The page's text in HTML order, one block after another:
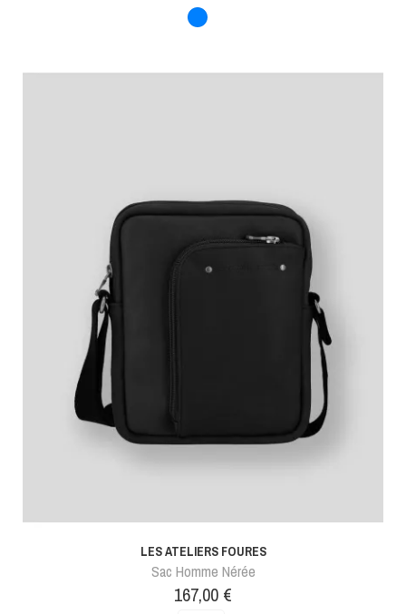
Bleu
LES ATELIERS FOURES
Sac Homme Nérée
Prix
167,00 €